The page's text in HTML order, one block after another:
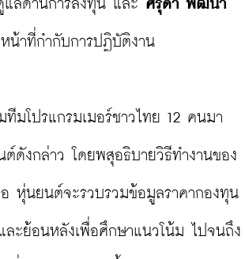
ลด้านการลงทุน และ ศรุดา พัฒนา
หน้าที่กำกับการปฏิบัติงาน
ทีมโปรแกรมเมอร์ชาวไทย 12 คนมา
ดังกล่าว โดยพสุอธิบายวิธีทำงานของ
หุ่นยนต์จะรวบรวมข้อมูลราคากองทุน
ละย้อนหลังเพื่อศึกษาแนวโน้ม ไปจนถึง